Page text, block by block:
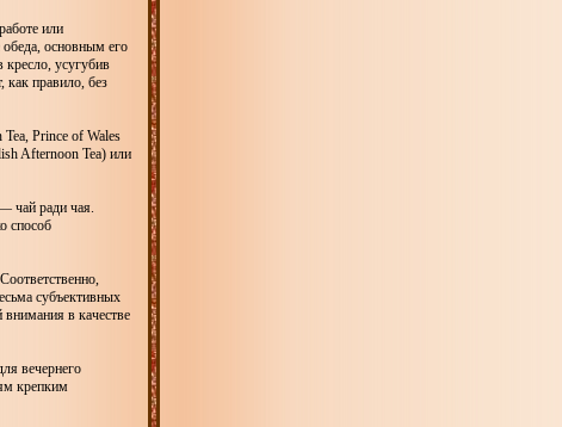
или
основным его
усугубив
как правило, без
Prince of Wales
Afternoon Tea) или
чай ради чая.
способ
субъективных
в качестве
вечернего
крепким